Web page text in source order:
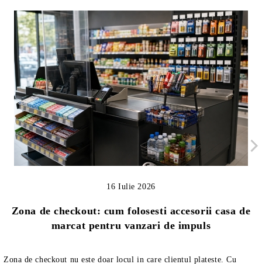
Zona de checkout: cum folosesti accesorii casa de
marcat pentru vanzari de impuls
16 Iulie 2026
Zona de checkout nu este doar locul in care clientul plateste. Cu